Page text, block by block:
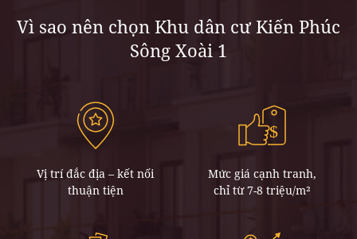
Vì sao nên chọn Khu dân cư Kiến Phúc
Sông Xoài 1
Vị trí đắc địa – kết nối
thuận tiện
Mức giá cạnh tranh,
chỉ từ 7-8 triệu/m²